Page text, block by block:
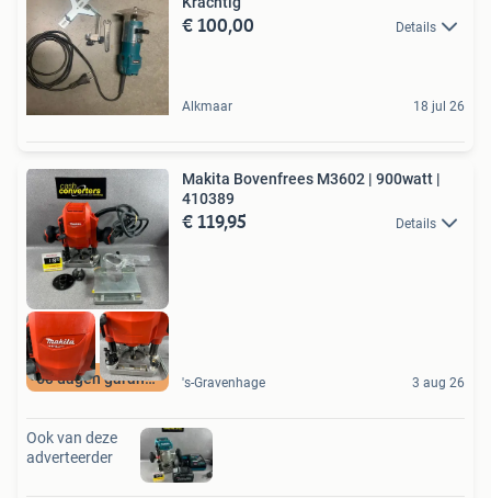
€ 100,00 Details
Alkmaar 18 jul 26
60 dagen garantie
Makita Bovenfrees M3602 | 900watt |
410389
€ 119,95 Details
's-Gravenhage 3 aug 26
Ook van deze
adverteerder